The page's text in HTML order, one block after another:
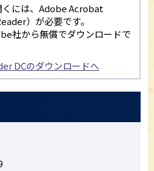
くには、Adobe Acrobat
）が必要です。
社から無償でダウンロードで
DCのダウンロードへ